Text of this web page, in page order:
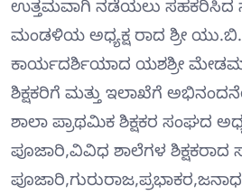
ಉತ್ತಮವಾಗಿ ನಡೆಯಲು ಸಹಕರಿಸಿದ
ಮಂಡಳಿಯ ಅಧ್ಯಕ್ಷ ರಾದ ಶ್ರೀ
ಕಾರ್ಯದರ್ಶಿಯಾದ ಯಶಶ್ರೀ
ಶಿಕ್ಷಕರಿಗೆ ಮತ್ತು ಇಲಾಖೆಗೆ
ಶಾಲಾ ಪ್ರಾಥಮಿಕ ಶಿಕ್ಷಕರ ಸಂಘದ
ಪೂಜಾರಿ,ವಿವಿಧ ಶಾಲೆಗಳ ಶಿಕ್ಷಕರಾದ